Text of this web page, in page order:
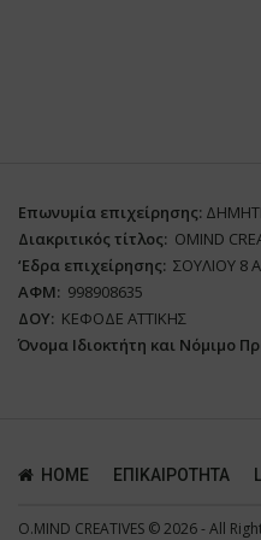
Επωνυμία επιχείρησης:
Διακριτικός τίτλος: ΟΜΙΝD
‘Eδρα επιχείρησης: ΣΟΥΛΙΟΥ 8
ΑΦΜ: 998908635
ΔΟΥ: ΚΕΦΟΔΕ ΑΤΤΙΚΗΣ
Όνομα Ιδιοκτήτη και Νόμιμο
HOME ΕΠΙΚΑΙΡΌΤΗΤΑ
O.MIND CREATIVES © 2026 - All